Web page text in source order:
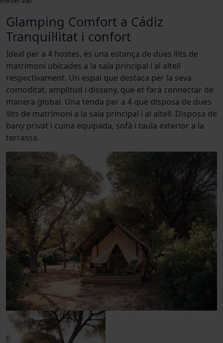
Glamping Comfort a Cádiz
Tranquil·litat i confort
Ideal per a 4 hostes, és una estança de dues llits de
matrimoni ubicades a la sala principal i al altell
respectivament. Un espai que destaca per la seva
comoditat, amplitud i disseny, que et farà connectar de
manera global. Una tenda per a 4 que disposa de dues
llits de matrimoni a la sala principal i al altell. Disposa de
bany privat i cuina equipada, sofà i taula exterior a la
terrassa.